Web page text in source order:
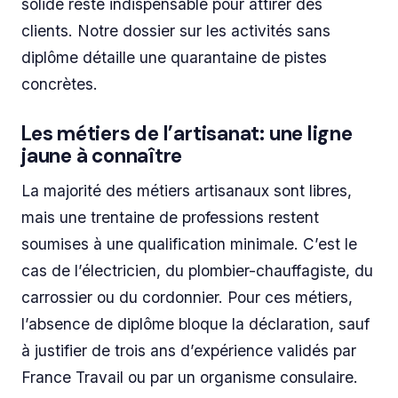
solide reste indispensable pour attirer des
clients. Notre dossier sur les activités sans
diplôme détaille une quarantaine de pistes
concrètes.
Les métiers de l’artisanat: une ligne
jaune à connaître
La majorité des métiers artisanaux sont libres,
mais une trentaine de professions restent
soumises à une qualification minimale. C’est le
cas de l’électricien, du plombier-chauffagiste, du
carrossier ou du cordonnier. Pour ces métiers,
l’absence de diplôme bloque la déclaration, sauf
à justifier de trois ans d’expérience validés par
France Travail ou par un organisme consulaire.